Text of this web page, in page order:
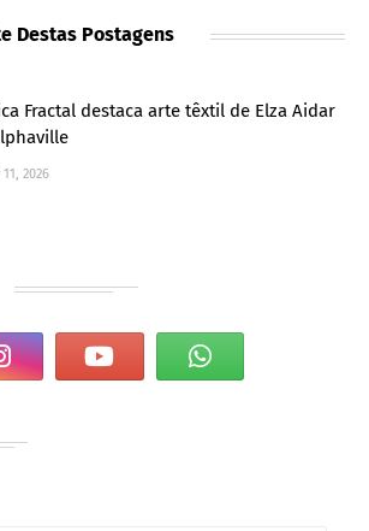
Destas Postagens
Fractal destaca arte têxtil de Elza Aidar
11, 2026